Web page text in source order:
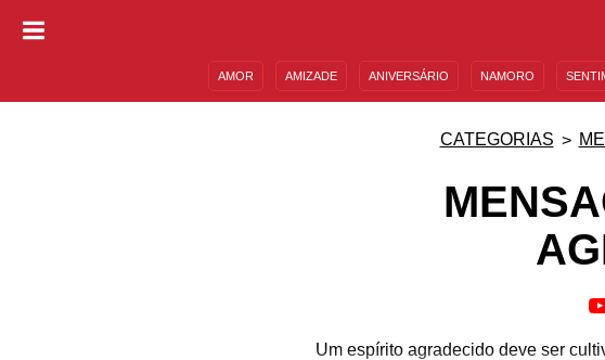
AMOR AMIZADE ANIVERSÁRIO NAMORO
CATEGORIAS
Um espírito agradecido deve ser